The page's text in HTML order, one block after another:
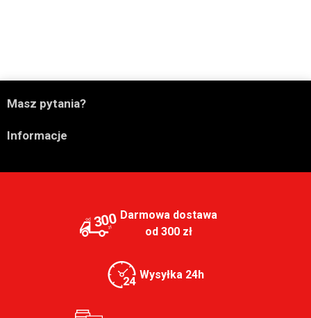
Masz pytania?
Informacje
300 Darmowa dostawa
od 300 zł
Wysyłka 24h